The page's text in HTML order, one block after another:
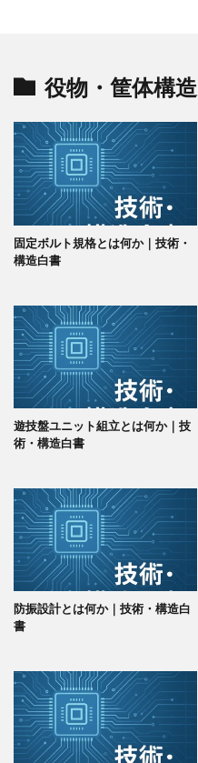
役物・筐体構造
固定ボルト規格とは何か｜技術・
構造白書
遊技盤ユニット組立とは何か｜技
術・構造白書
防振設計とは何か｜技術・構造白
書